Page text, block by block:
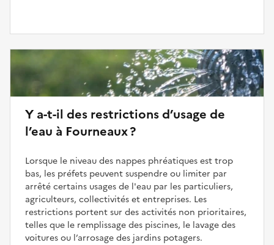
Y a-t-il des restrictions d’usage de
l’eau à Fourneaux ?
Lorsque le niveau des nappes phréatiques est trop
bas, les préfets peuvent suspendre ou limiter par
arrêté certains usages de l'eau par les particuliers,
agriculteurs, collectivités et entreprises. Les
restrictions portent sur des activités non prioritaires,
telles que le remplissage des piscines, le lavage des
voitures ou l’arrosage des jardins potagers.